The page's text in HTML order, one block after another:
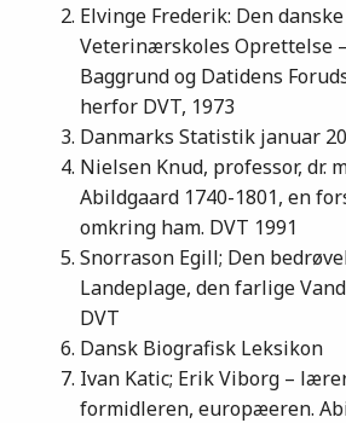
Elvinge Frederik: Den danske
Veterinærskoles Oprettelse
Baggrund og Datidens
herfor DVT, 1973
Danmarks Statistik januar
Nielsen Knud, professor, dr.
Abildgaard 1740-1801, en
omkring ham. DVT 1991
Snorrason Egill; Den
Landeplage, den farlige
DVT
Dansk Biografisk Leksikon
Ivan Katic; Erik Viborg –
formidleren, europæeren.